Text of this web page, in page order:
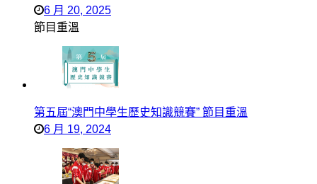
6 月 20, 2025
節目重溫
第五屆“澳門中學生歷史知識競賽” 節目重溫
6 月 19, 2024